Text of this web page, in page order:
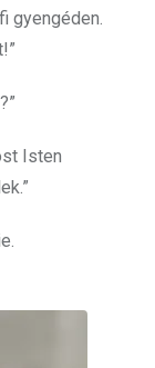
gyengéden.
Isten